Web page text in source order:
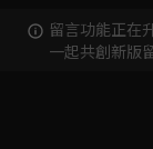
留言功能正在
一起共創新版